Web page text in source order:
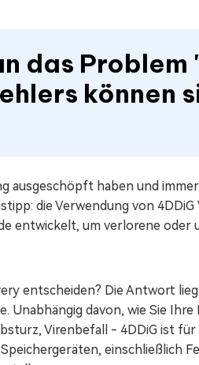
das Problem
können
ausgeschöpft haben und
die Verwendung von 4DDiG
entwickelt, um verlorene oder
entscheiden? Die Antwort
davon, wie Sie
Virenbefall - 4DDiG ist für
einschließlich